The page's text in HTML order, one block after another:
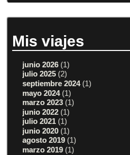
Mis viajes
junio 2026 (1)
julio 2025 (2)
septiembre 2024(1)
mayo 2024(1)
marzo 2023 (1)
junio 2022 (1)
julio 2021 (1)
junio 2020 (1)
agosto 2019 (1)
marzo 2019 (1)